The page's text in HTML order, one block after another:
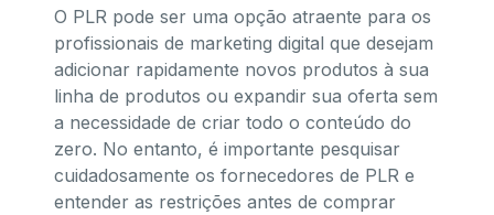
O PLR pode ser uma opção atraente para os
profissionais de marketing digital que desejam
adicionar rapidamente novos produtos à sua
linha de produtos ou expandir sua oferta sem
a necessidade de criar todo o conteúdo do
zero. No entanto, é importante pesquisar
cuidadosamente os fornecedores de PLR e
entender as restrições antes de comprar